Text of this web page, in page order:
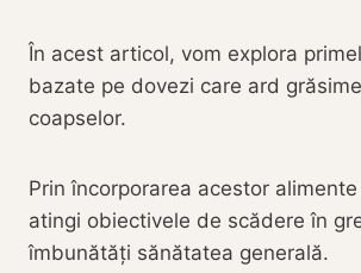
În acest articol, vom explora
bazate pe dovezi care ard
coapselor.
Prin încorporarea acestor
atingi obiectivele de scădere în
îmbunătăți sănătatea generală.